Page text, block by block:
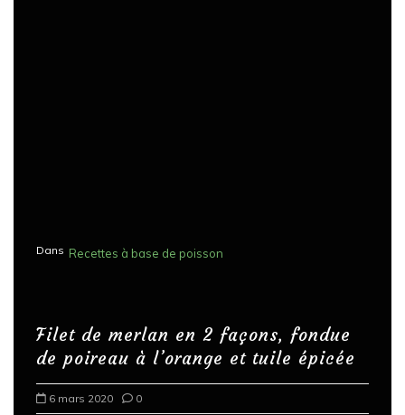
Dans Recettes à base de poisson
Filet de merlan en 2 façons, fondue
de poireau à l’orange et tuile épicée
6 mars 2020 0